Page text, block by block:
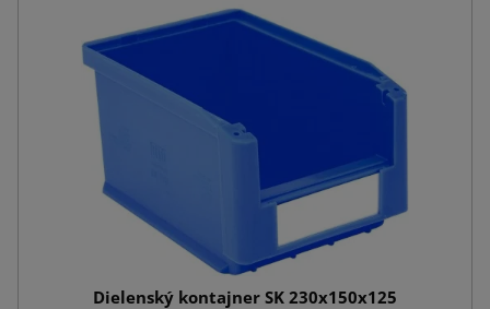
Dielenský kontajner SK 230x150x125